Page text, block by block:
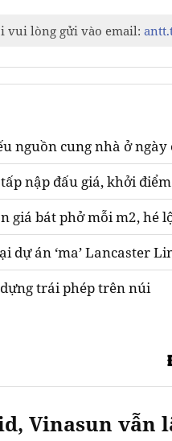
vui lòng gửi vào email:
nguồn cung nhà ở
nập đấu giá, khởi
giá bát phở mỗi m2, hé
dự án ‘ma’ Lancaster
trái phép trên núi
Vinasun vẫn